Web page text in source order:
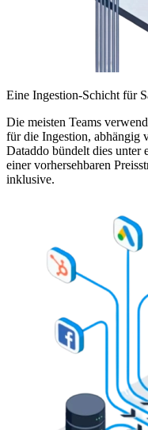
Eine Ingestion-Schicht für
Die meisten Teams
für die Ingestion, abhängig
Dataddo bündelt dies unter
einer vorhersehbaren
inklusive.